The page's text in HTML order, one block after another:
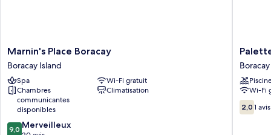
Marnin's
Place
Boracay
Boracay
Island
Marnin's Place Boracay
Boracay Island
Spa
Wi-Fi gratuit
Chambres
communicantes
disponibles
Climatisation
9.0
9,0 Merveilleux
Palette
Boracay
Isle
by
The
White
Beach
Wi-Fi
2.0
sur
2,0 1 avis